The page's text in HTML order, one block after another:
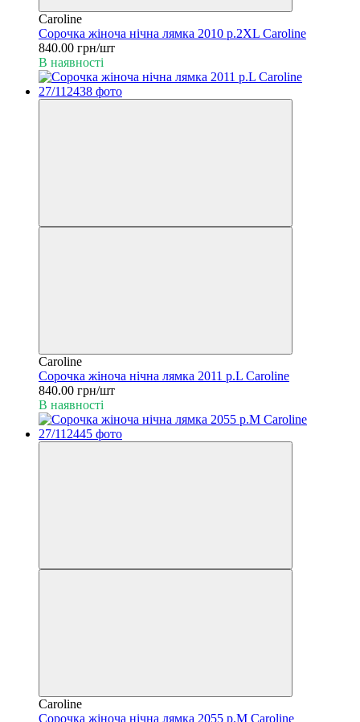
Caroline
Сорочка жіноча нічна лямка 2010 р.2XL Caroline
840.00 грн/шт
В наявності
Caroline
Сорочка жіноча нічна лямка 2011 р.L Caroline
840.00 грн/шт
В наявності
Caroline
Сорочка жіноча нічна лямка 2055 р.M Caroline